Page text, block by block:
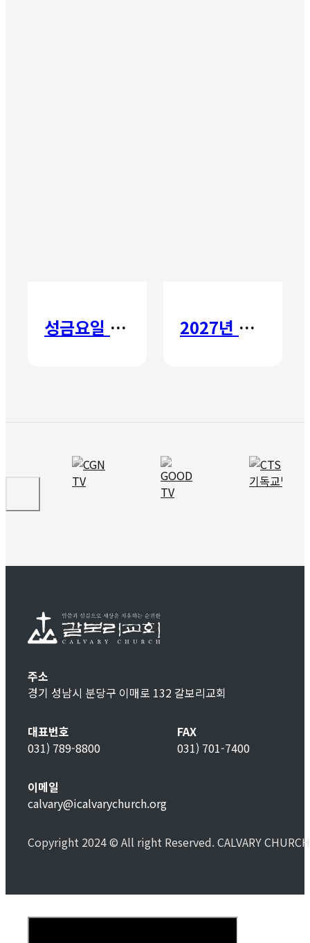
성금요일 칸타타 2027년 갈보리 어학원 유치부 신입생 모집
주소
경기 성남시 분당구 이매로 132 갈보리교회
대표번호
031) 789-8800
FAX
031) 701-7400
이메일
calvary@icalvarychurch.org
Copyright 2024 © All right Reserved. CALVARY CHURCH